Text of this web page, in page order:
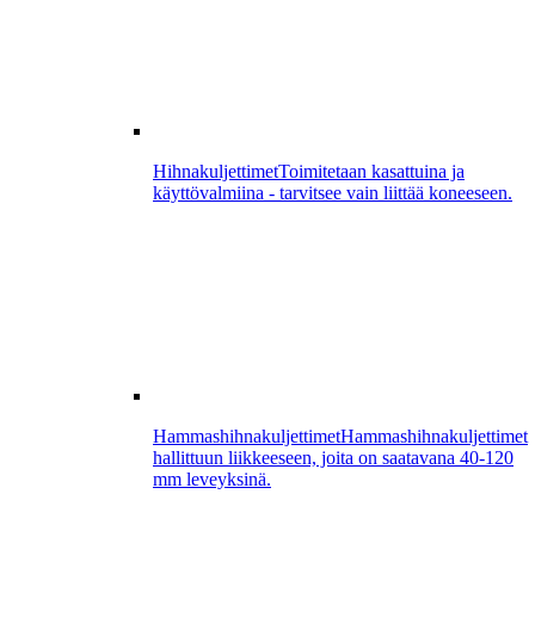
HihnakuljettimetToimitetaan kasattuina ja
käyttövalmiina - tarvitsee vain liittää koneeseen.
HammashihnakuljettimetHammashihnakuljettimet
hallittuun liikkeeseen, joita on saatavana 40-120
mm leveyksinä.